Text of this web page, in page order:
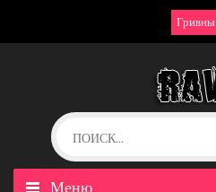
Гривны
Меню